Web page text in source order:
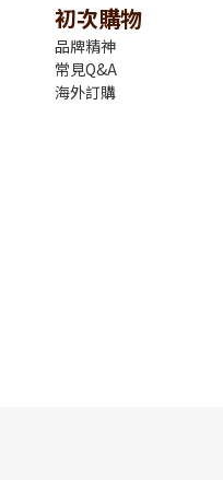
初次購物
品牌精神
常見Q&A
海外訂購